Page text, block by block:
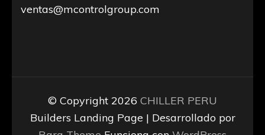
ventas@mcontrolgroup.com
© Copyright 2026 CHILLER PERU
Builders Landing Page | Desarrollado por